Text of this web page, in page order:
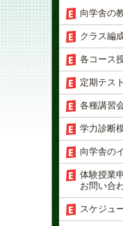
向学舎の
クラス編
各コース
定期テス
各種講習
学力診断
向学舎の
体験授業
お問い合
スケジュ